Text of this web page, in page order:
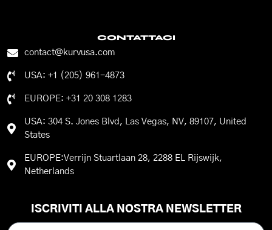
CONTATTACI
contact@kurvusa.com
USA: +1 (205) 961-4873
EUROPE: +31 20 308 1283
USA: 304 S. Jones Blvd, Las Vegas, NV, 89107, United
States
EUROPE:Verrijn Stuartlaan 28, 2288 EL Rijswijk,
Netherlands
ISCRIVITI ALLA NOSTRA NEWSLETTER